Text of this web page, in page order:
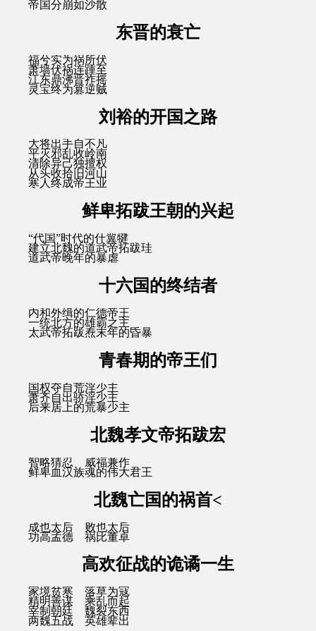
帝国分崩如沙散
东晋的衰亡
福兮实为祸所伏
萧墙伏祸连踵至
江东鼎沸晋祚摇
灵宝终为篡逆贼
刘裕的开国之路
大将出手自不凡
平灭邪乱收岭南
清除异己独擅权
从头收拾旧河山
寒人终成帝王业
鲜卑拓跋王朝的兴起
“代国”时代的什翼犍
建立北魏的道武帝拓跋珪
道武帝晚年的暴虐
十六国的终结者
内和外缉的仁德帝王
一统北方的雄霸之主
太武帝拓跋焘末年的昏暴
青春期的帝王们
国权夺自荒淫少主
萧齐自出骄淫少主
后来居上的荒暴少主
北魏孝文帝拓跋宏
智略猜忍 威福兼作
鲜卑血汉族魂的伟大君王
北魏亡国的祸首<
成也太后 败也太后
功高孟德 祸比董卓
高欢征战的诡谲一生
家境贫寒 落草为寇
精明善谋 乘乱而起
宰制朝廷 魏裂东西
两魏五战 英雄辈出